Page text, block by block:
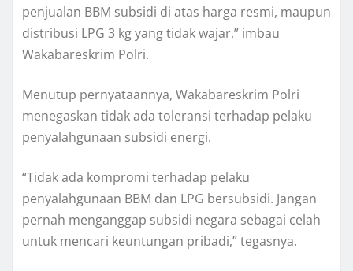
penjualan BBM subsidi di atas harga resmi, maupun
distribusi LPG 3 kg yang tidak wajar,” imbau
Wakabareskrim Polri.
Menutup pernyataannya, Wakabareskrim Polri
menegaskan tidak ada toleransi terhadap pelaku
penyalahgunaan subsidi energi.
“Tidak ada kompromi terhadap pelaku
penyalahgunaan BBM dan LPG bersubsidi. Jangan
pernah menganggap subsidi negara sebagai celah
untuk mencari keuntungan pribadi,” tegasnya.